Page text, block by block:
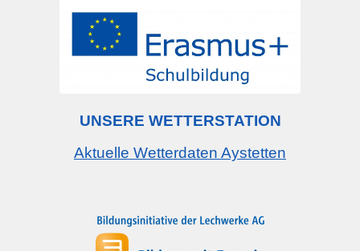
UNSERE WETTERSTATION
Aktuelle Wetterdaten Aystetten